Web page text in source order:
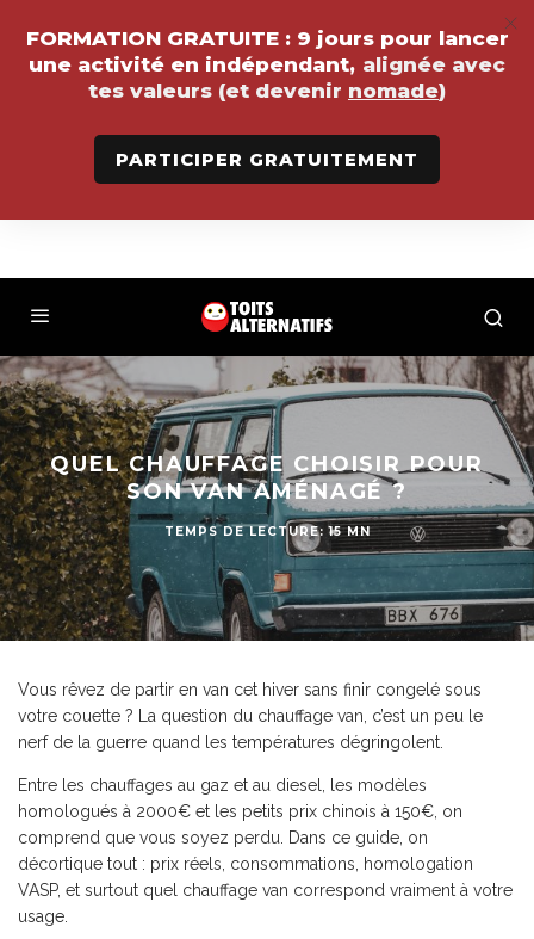
QUEL CHAUFFAGE CHOISIR POUR
SON VAN AMÉNAGÉ ?
TEMPS DE LECTURE: 15 MN
Vous rêvez de partir en van cet hiver sans finir congelé sous
votre couette ? La question du chauffage van, c’est un peu le
nerf de la guerre quand les températures dégringolent.
Entre les chauffages au gaz et au diesel, les modèles
homologués à 2000€ et les petits prix chinois à 150€, on
comprend que vous soyez perdu. Dans ce guide, on
décortique tout : prix réels, consommations, homologation
VASP, et surtout quel chauffage van correspond vraiment à votre
usage.
FORMATION GRATUITE : 9 jours pour lancer
une activité en indépendant, alignée avec
tes valeurs (et devenir nomade)
PARTICIPER GRATUITEMENT